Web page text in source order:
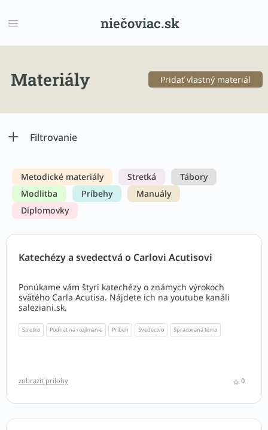
niečoviac.sk
Materiály Pridať vlastný materiál
Filtrovanie
Metodické materiály Stretká
Tábory
Modlitba
Príbehy
Manuály
Diplomovky
Katechézy a svedectvá o Carlovi Acutisovi
Ponúkame vám štyri katechézy o známych výrokoch
svätého Carla Acutisa. Nájdete ich na youtube kanáli
saleziani.sk.
Stretko Podnet na rozjímanie Príbeh Svedectvo Spracovaná téma
zobraziť prílohy 0